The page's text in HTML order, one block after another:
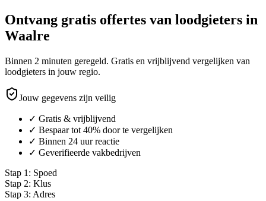
Ontvang gratis offertes van loodgieters in
Waalre
Binnen 2 minuten geregeld. Gratis en vrijblijvend vergelijken van
loodgieters in jouw regio.
Jouw gegevens zijn veilig
✓ Gratis & vrijblijvend
✓ Bespaar tot 40% door te vergelijken
✓ Binnen 24 uur reactie
✓ Geverifieerde vakbedrijven
Stap 1 : Spoed
Stap 2: Klus
Stap 3: Adres